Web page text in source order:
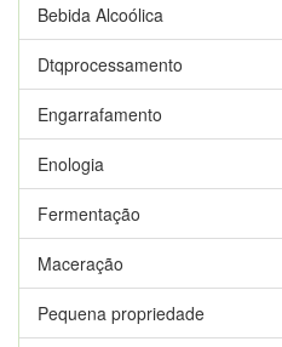
Bebida Alcoólica
Dtqprocessamento
Engarrafamento
Enologia
Fermentação
Maceração
Pequena propriedade